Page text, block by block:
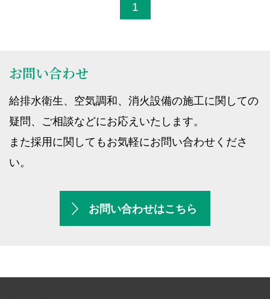
1
お問い合わせ
給排水衛生、空気調和、消火設備の施工に関しての
疑問、ご相談などにお応えいたします。
また採用に関してもお気軽にお問い合わせくださ
い。
お問い合わせはこちら